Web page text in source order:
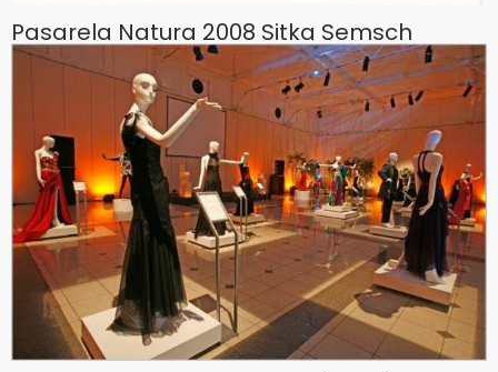
Pasarela Natura 2008 Sitka Semsch